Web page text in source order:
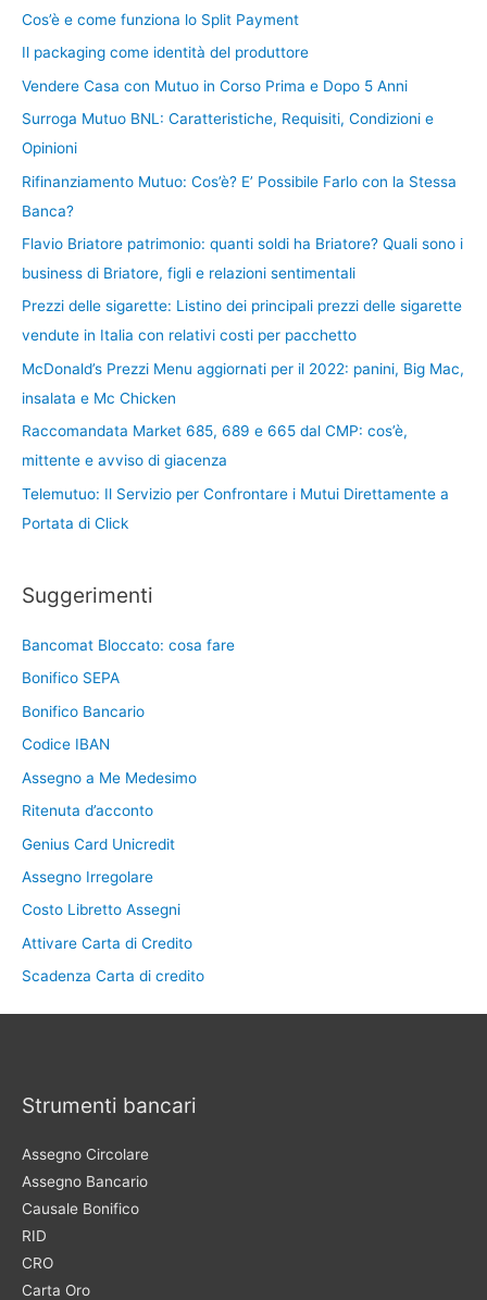
Cos’è e come funziona lo Split Payment
Il packaging come identità del produttore
Vendere Casa con Mutuo in Corso Prima e Dopo 5 Anni
Surroga Mutuo BNL: Caratteristiche, Requisiti, Condizioni e
Opinioni
Rifinanziamento Mutuo: Cos’è? E’ Possibile Farlo con la Stessa
Banca?
Flavio Briatore patrimonio: quanti soldi ha Briatore? Quali sono i
business di Briatore, figli e relazioni sentimentali
Prezzi delle sigarette: Listino dei principali prezzi delle sigarette
vendute in Italia con relativi costi per pacchetto
McDonald’s Prezzi Menu aggiornati per il 2022: panini, Big Mac,
insalata e Mc Chicken
Raccomandata Market 685, 689 e 665 dal CMP: cos’è,
mittente e avviso di giacenza
Telemutuo: Il Servizio per Confrontare i Mutui Direttamente a
Portata di Click
Suggerimenti
Bancomat Bloccato: cosa fare
Bonifico SEPA
Bonifico Bancario
Codice IBAN
Assegno a Me Medesimo
Ritenuta d’acconto
Genius Card Unicredit
Assegno Irregolare
Costo Libretto Assegni
Attivare Carta di Credito
Scadenza Carta di credito
Strumenti bancari
Assegno Circolare
Assegno Bancario
Causale Bonifico
RID
CRO
Carta Oro